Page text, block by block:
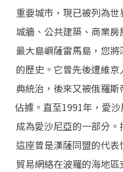
重要城市，現已被列為
城牆、公共建築、商業
最大島嶼薩雷馬島，您
的歷史。它曾先後遭維
典統治，後來又被俄羅
佔據。直至1991年，愛
成為愛沙尼亞的一部分。
這座曾是漢薩同盟的代
貿易網絡在波羅的海地